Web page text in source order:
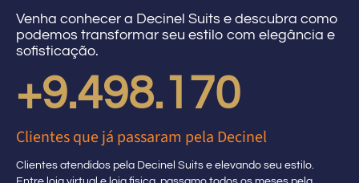
Venha conhecer a Decinel Suits e descubra como
podemos transformar seu estilo com elegância e
sofisticação.
Clientes que já passaram pela Decinel
+10.000.000
Clientes atendidos pela Decinel Suits e elevando seu estilo.